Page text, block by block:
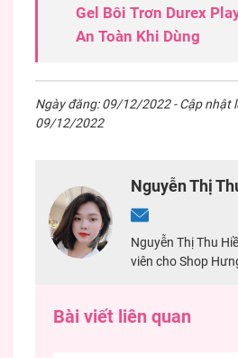
Gel Bôi Trơn Durex
An Toàn Khi Dùng
Ngày đăng: 09/12/2022 - Cập nhật
09/12/2022
Nguyễn Thị
Nguyễn Thị Thu
viên cho Shop
đảm bảo nội dung
Bài viết liên quan